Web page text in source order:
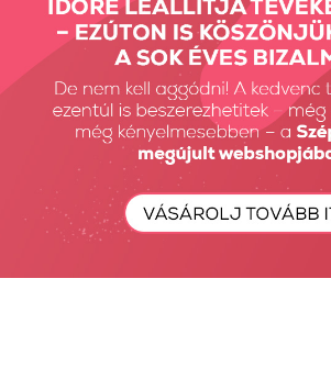
Xtreme Gel Tip Box -
Rövid...
3890 Ft
SENS
Tip...
3290 Ft